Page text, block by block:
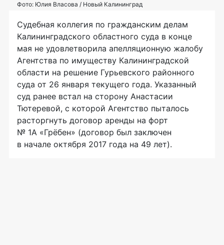
Фото: Юлия Власова / Новый Калининград
Судебная коллегия по гражданским делам
Калининградского областного суда в конце
мая не удовлетворила апелляционную жалобу
Агентства по имуществу Калининградской
области на решение Гурьевского районного
суда от 26 января текущего года. Указанный
суд ранее встал на сторону Анастасии
Тютеревой, с которой Агентство пыталось
расторгнуть договор аренды на форт
№ 1А «Грёбен» (договор был заключен
в начале октября 2017 года на 49 лет).